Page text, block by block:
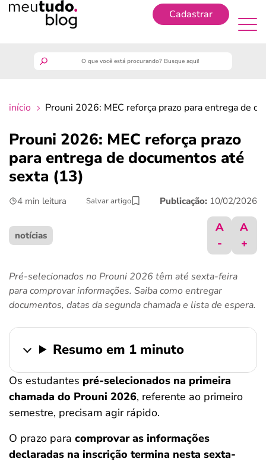
Cadastrar
finanças
benefícios
últimas notícias
ferramentas
início Prouni 2026: MEC reforça prazo para entrega de
Prouni 2026: MEC reforça prazo
para entrega de documentos até
sexta (13)
4 min leitura Salvar artigo Publicação: 10/02/2026
notícias
A
-
A
+
Pré-selecionados no Prouni 2026 têm até sexta-feira
para comprovar informações. Saiba como entregar
documentos, datas da segunda chamada e lista de espera.
Resumo em 1 minuto
Os estudantes pré-selecionados na primeira
chamada do Prouni 2026, referente ao primeiro
semestre, precisam agir rápido.
O prazo para comprovar as informações
declaradas na inscrição termina nesta sexta-